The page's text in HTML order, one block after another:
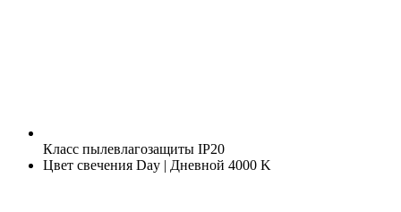
Класс пылевлагозащиты IP20
Цвет свечения Day | Дневной 4000 K